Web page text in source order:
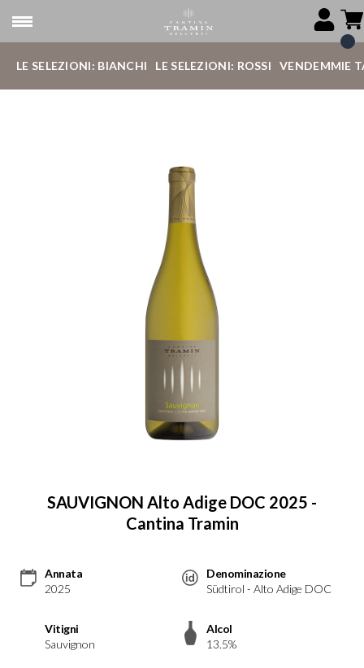
LE SELEZIONI: BIANCHI LE SELEZIONI: ROSSI VENDEMMIE
SAUVIGNON Alto Adige DOC 2025 -
Cantina Tramin
Annata
2025
Denominazione
Südtirol - Alto Adige DOC
Vitigni
Sauvignon
Alcol
13.5%